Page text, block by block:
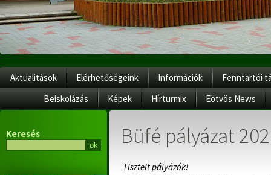
Aktualitások Elérhetőségeink Információk
Fenntartói
Beiskolázás
Képek Hírturmix Eötvös News
Keresés Büfé pályázat
Tisztelt pályázók!